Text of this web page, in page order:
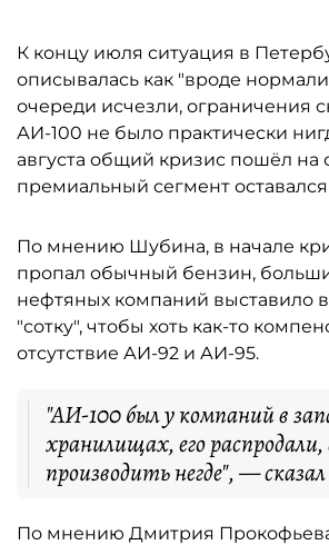
К концу июля ситуация в
описывалась как "вроде
очереди исчезли, ограничения
АИ-100 не было практически
августа общий кризис пошёл на
премиальный сегмент
По мнению Шубина, в начале
пропал обычный бензин,
нефтяных компаний выставило
"сотку", чтобы хоть как-то
отсутствие АИ-92 и АИ-95.
"АИ-100 был у компаний в
хранилищах, его распродали,
производить негде", —
По мнению Дмитрия